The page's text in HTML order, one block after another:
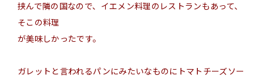
挟んで隣の国なので、イエメン料理のレストランもあって、
そこの料理
が美味しかったです。
ガレットと言われるパンにみたいなものにトマトチーズソー